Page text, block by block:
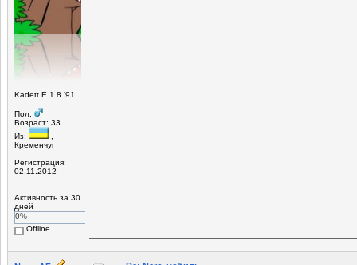
Kadett E 1.8 '91
Пол:
Возраст: 33
Из:
Кременчуг
Регистрация:
02.11.2012
Активность за 30
дней
0%
Offline